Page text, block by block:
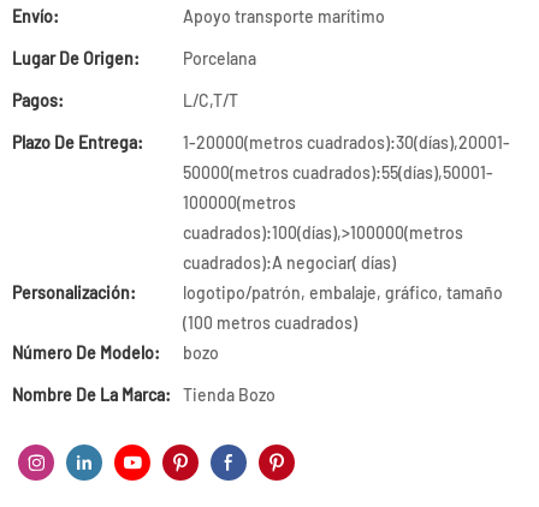
Envío: Apoyo transporte marítimo
Lugar De Origen: Porcelana
Pagos: L/C,T/T
Plazo De Entrega:
1-20000(metros cuadrados):30(días),20001-
50000(metros cuadrados):55(días),50001-
100000(metros
cuadrados):100(días),>100000(metros
cuadrados):A negociar( días)
Personalización:
logotipo/patrón, embalaje, gráfico, tamaño
(100 metros cuadrados)
Número De Modelo:
bozo
Nombre De La Marca: Tienda Bozo